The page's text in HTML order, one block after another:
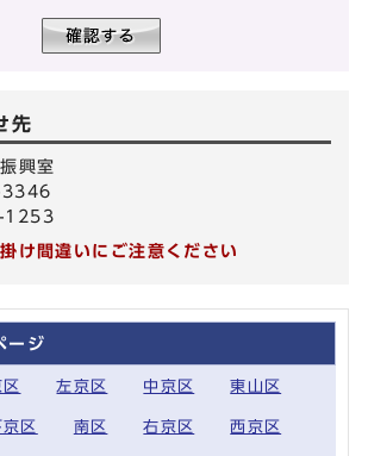
先
興室
1253
け間違いにご注意ください
ージ
区 左京区 中京区 東山区
京区 南区 右京区 西京区